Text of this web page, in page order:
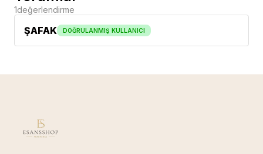
1değerlendirme
ŞAFAK DOĞRULANMIŞ KULLANICI